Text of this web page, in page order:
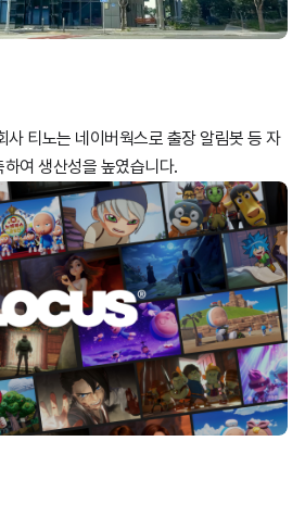
사 티노는 네이버웍스로 출장 알림봇 등 자
여 생산성을 높였습니다.